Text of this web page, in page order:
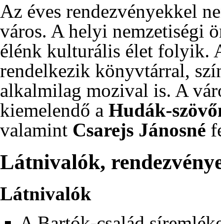
Az éves rendezvényekkel
város. A helyi nemzetiségi
élénk kulturális élet folyik.
rendelkezik könyvtárral,
alkalmilag mozival is. A
kiemelendő a Hudák-
valamint Csarejs Jánosné
Látnivalók,
Látnivalók